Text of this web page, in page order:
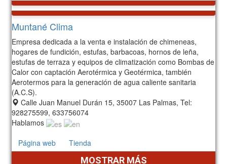
Muntané Clima
Empresa dedicada a la venta e instalación de chimeneas,
hogares de fundición, estufas, barbacoas, hornos de leña,
estufas de terraza y equipos de climatización como Bombas de
Calor con captación Aerotérmica y Geotérmica, también
Aerotermos para la generación de agua caliente sanitaria
(A.C.S).
Calle Juan Manuel Durán 15, 35007 Las Palmas, Tel:
928275599, 633756074
Hablamos
Página web
Tienda
MOSTRAR MÁS